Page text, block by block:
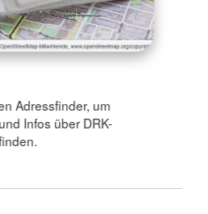
Adressfinder, um
Infos über DRK-